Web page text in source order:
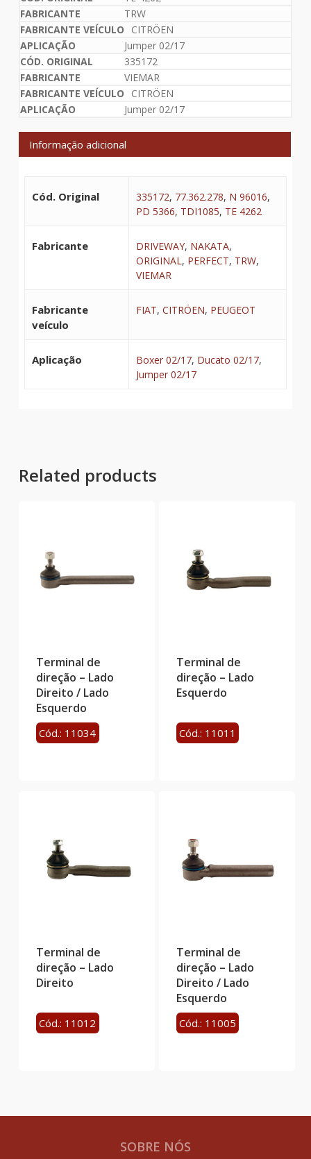
TRW
CITRÖEN
Jumper 02/17
335172
VIEMAR
CITRÖEN
Jumper 02/17
Informação adicional
Cód. Original 335172, 77.362.278, N 96016,
PD 5366, TDI1085, TE 4262
Fabricante DRIVEWAY, NAKATA,
ORIGINAL, PERFECT, TRW,
VIEMAR
Fabricante
veículo
FIAT, CITRÖEN, PEUGEOT
Aplicação Boxer 02/17, Ducato 02/17,
Jumper 02/17
Related products
Terminal de
direção – Lado
Direito / Lado
Esquerdo
Cód.: 11034
Terminal de
direção – Lado
Esquerdo
Cód.: 11011
Terminal de
direção – Lado
Direito
Cód.: 11012
Terminal de
direção – Lado
Direito / Lado
Esquerdo
Cód.: 11005
SOBRE NÓS